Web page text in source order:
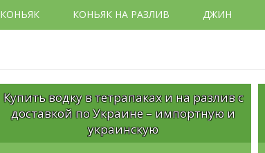
КОНЬЯК КОНЬЯК НА РАЗЛИВ ДЖИН
Купить водку в тетрапаках и на разлив с
доставкой по Украине – импортную и
украинскую